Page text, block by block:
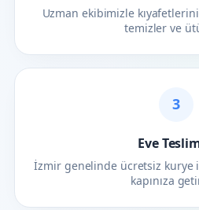
Uzman ekibimizle
temizler ve
3
Eve
İzmir genelinde ücretsiz kurye
kapınıza